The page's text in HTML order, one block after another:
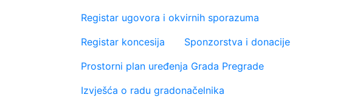
Registar ugovora i okvirnih sporazuma
Registar koncesija
Sponzorstva i donacije
Prostorni plan uređenja Grada Pregrade
Izvješća o radu gradonačelnika